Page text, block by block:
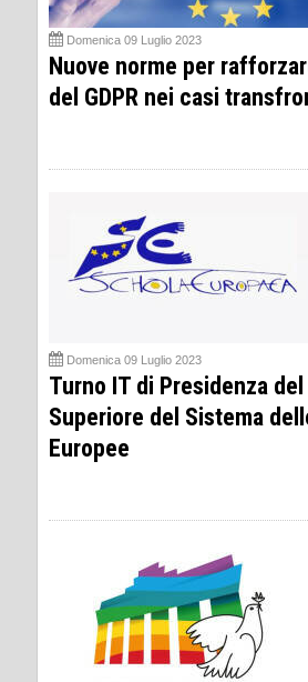
Domenica 09 Luglio 2023
Nuove norme per
del GDPR nei casi
Domenica 09 Luglio 2023
Turno IT di Presidenza
Superiore del Sistema
Europee